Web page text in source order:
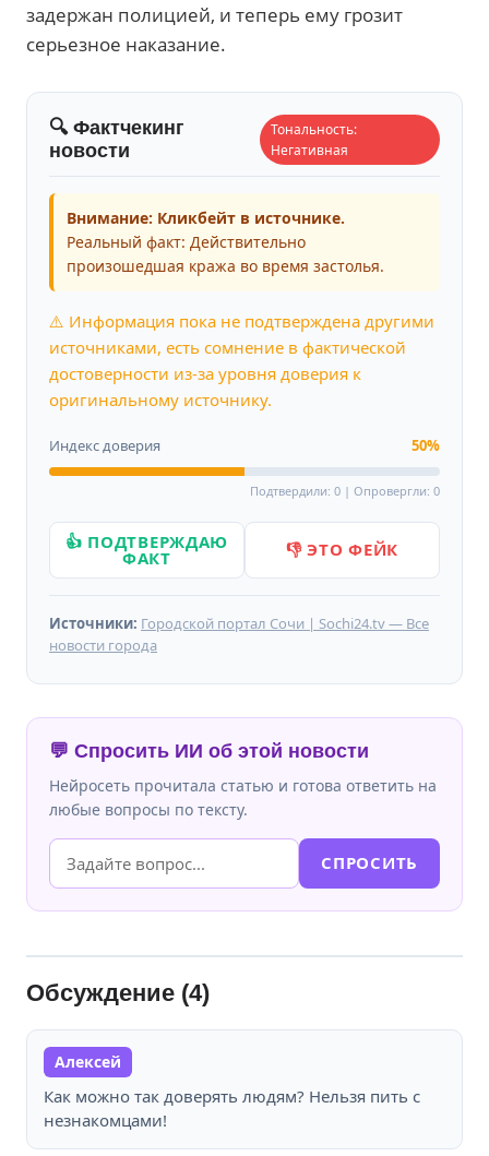
задержан полицией, и теперь ему грозит
серьезное наказание.
🔍 Фактчекинг
новости
Тональность:
Негативная
Внимание: Кликбейт в источнике.
Реальный факт: Действительно
произошедшая кража во время застолья.
⚠️ Информация пока не подтверждена другими
источниками, есть сомнение в фактической
достоверности из-за уровня доверия к
оригинальному источнику.
Индекс доверия 50%
Подтвердили: 0 | Опровергли: 0
👍 ПОДТВЕРЖДАЮ
ФАКТ 👎 ЭТО ФЕЙК
Источники: Городской портал Сочи | Sochi24.tv — Все
новости города
💬 Спросить ИИ об этой новости
Нейросеть прочитала статью и готова ответить на
любые вопросы по тексту.
СПРОСИТЬ
Обсуждение (4)
Алексей
Как можно так доверять людям? Нельзя пить с
незнакомцами!